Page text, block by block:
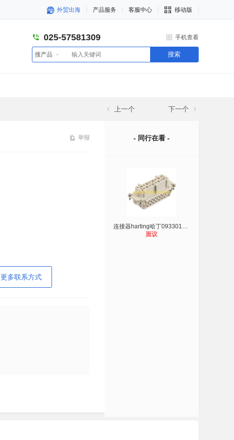
外贸出海 产品服务 客服中心 移动版
025-57581309 手机查看
搜产品 搜索
上一个 下一个
举报
更多联系方式
- 同行在看 -
连接器harting哈丁09330162701插座
面议